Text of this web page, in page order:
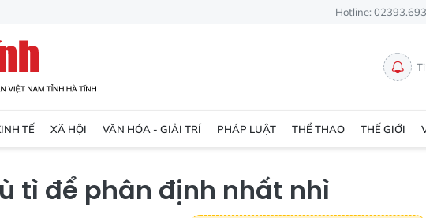
Hotline:
TẾ XÃ HỘI VĂN HÓA - GIẢI TRÍ PHÁP LUẬT THỂ THAO THẾ GIỚI
tì để phân định nhất nhì